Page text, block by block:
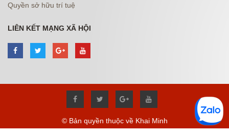
Quyền sở hữu trí tuệ
LIÊN KẾT MẠNG XÃ HỘI
© Bản quyền thuộc về Khai Minh